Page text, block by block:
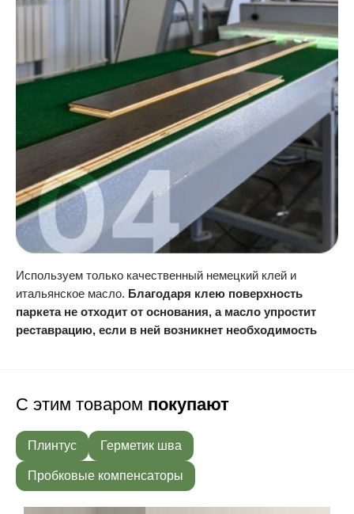
Используем только качественный немецкий клей и
итальянское масло. Благодаря клею поверхность
паркета не отходит от основания, а масло упростит
реставрацию, если в ней возникнет необходимость
С этим товаром покупают
Плинтус Герметик шва
Пробковые компенсаторы